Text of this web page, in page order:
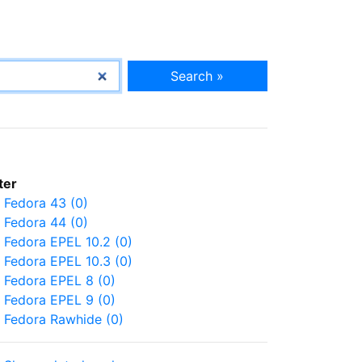
Search »
Fedora 43 (0)
Fedora 44 (0)
Fedora EPEL 10.2 (0)
Fedora EPEL 10.3 (0)
Fedora EPEL 8 (0)
Fedora EPEL 9 (0)
Fedora Rawhide (0)